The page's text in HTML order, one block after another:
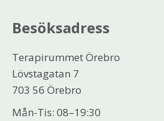
Besöksadress
Terapirummet Örebro
Lövstagatan 7
703 56 Örebro
Mån-Tis: 08–19:30